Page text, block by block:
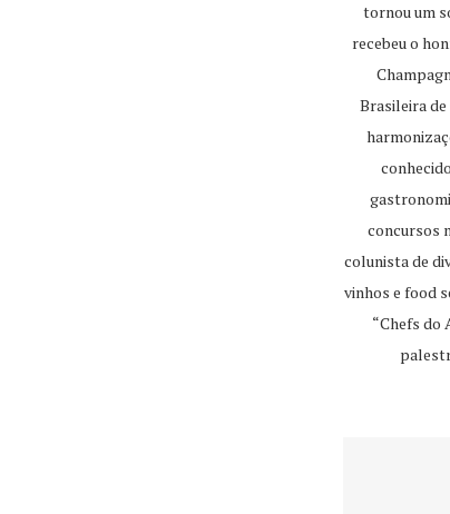
tornou um
recebeu o
Brasileira
concursos
colunista de
vinhos e food
“Chefs do